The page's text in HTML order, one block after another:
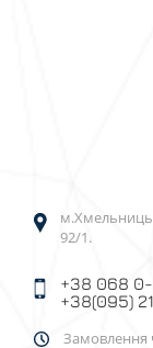
92/1.
+38 068
+38(095)
Замовлення